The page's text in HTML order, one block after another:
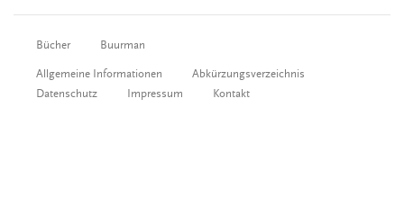
Bücher Buurman
Allgemeine Informationen
Abkürzungsverzeichnis
Datenschutz
Impressum Kontakt